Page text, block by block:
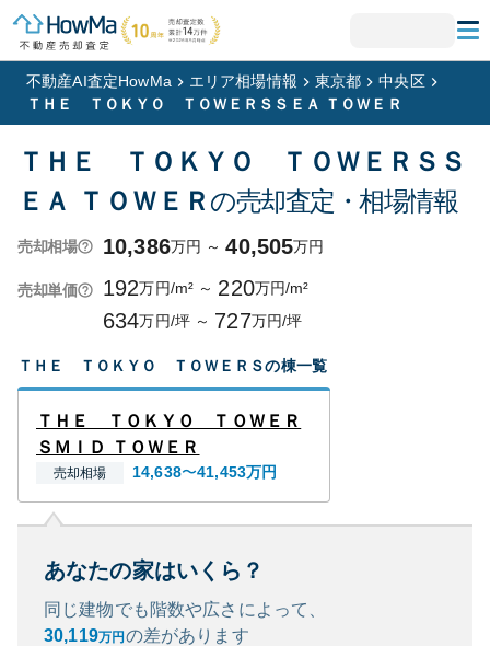
不動産AI査定HowMa エリア相場情報 東京都
中央区
ＴＨＥ ＴＯＫＹＯ ＴＯＷＥＲＳＳＥＡ ＴＯＷＥＲ
ＴＨＥ ＴＯＫＹＯ ＴＯＷＥＲＳＳ
ＥＡ ＴＯＷＥＲ の売却査定・相場情報
売却相場 10,386万円 ～ 40,505万円
売却単価 192万円/m² ～ 220万円/m²
634万円/坪 ～ 727万円/坪
ＴＨＥ ＴＯＫＹＯ ＴＯＷＥＲＳの棟一覧
ＴＨＥ ＴＯＫＹＯ ＴＯＷＥＲ
ＳＭＩＤ ＴＯＷＥＲ
売却相場 14,638〜41,453万円
あなたの家はいくら？
同じ建物でも階数や広さによって、
30,119万円 の差があります